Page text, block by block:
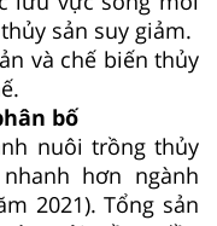
sản suy giảm.
và chế biến thủy
bố
nuôi trồng thủy
hơn ngành
2021). Tổng sản